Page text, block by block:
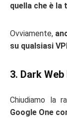
quella che è la
Ovviamente,
su qualsiasi
3. Dark
Chiudiamo la
Google One